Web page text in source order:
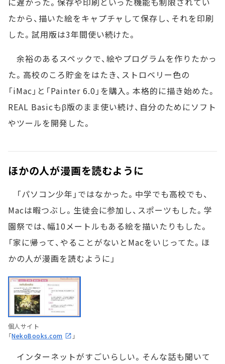
たから、描いた絵をキャプチャして保存し、それを印刷
した。試用版は3年間使い続けた。
余裕のあるスペックで、絵やプログラムを作りたかっ
た。高校のころ貯金をはたき、ストロベリー色の
「iMac」と「Painter 6.0」を購入。本格的に描き始めた。
REAL Basicもβ版のまま使い続け、自分のためにソフト
やツールを開発した。
ほかの人が漫画を読むように
「パソコン少年」ではなかった。中学でも高校でも、
Macは暇つぶし。生徒会に参加し、スポーツもした。学
園祭では、幅10メートルもある絵を描いたりもした。
「家に帰って、やることがないとMacをいじってた。ほ
かの人が漫画を読むように」
個人サイト
「NekoBooks.com 」
インターネットがすごいらしい。そんな話も聞いて